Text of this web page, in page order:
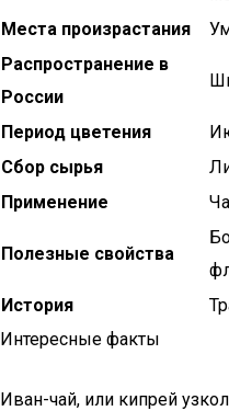
Места произрастания
Распространение в
России
Период цветения
Сбор сырья
Применение
Полезные свойства
История
Интересные факты
Иван-чай, или кипрей